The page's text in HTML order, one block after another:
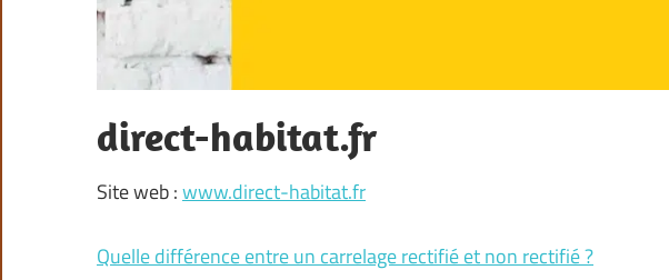
direct-habitat.fr
Site web :www.direct-habitat.fr
Quelle différence entre un carrelage rectifié et non rectifié ?